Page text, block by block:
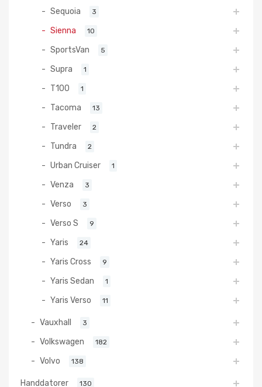
Sequoia 3
Sienna 10
SportsVan 5
Supra 1
T100 1
Tacoma 13
Traveler 2
Tundra 2
Urban Cruiser 1
Venza 3
Verso 3
Verso S 9
Yaris 24
Yaris Cross 9
Yaris Sedan 1
Yaris Verso 11
Vauxhall 3
Volkswagen 182
Volvo 138
Handdatorer 130